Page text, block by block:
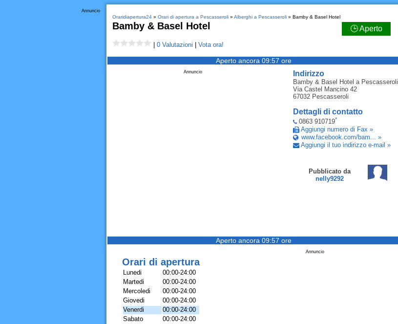
Annuncio
Oraridiapertura24» Orari di apertura a Pescasseroli» Alberghi a Pescasseroli» Bamby & Basel Hotel
Bamby & Basel Hotel 🕒 Aperto
0 Valutazioni Vota ora!
Aperto ancora 09:57 ore
Indirizzo
Bamby & Basel Hotel a Pescasseroli
Via Castel Mancino 42
67032 Pescasseroli
Dettagli di contatto
0863 910719*
Aggiungi numero di Fax »
www.facebook.com/bam... »
Aggiungi il tuo indirizzo e-mail »
Pubblicato da
nelly9292
Annuncio
Aperto ancora 09:57 ore
Annuncio
Orari di apertura
Lunedi
00:00-24:00
Martedi
00:00-24:00
Mercoledi
00:00-24:00
Giovedi
00:00-24:00
Venerdi
00:00-24:00
Sabato
00:00-24:00